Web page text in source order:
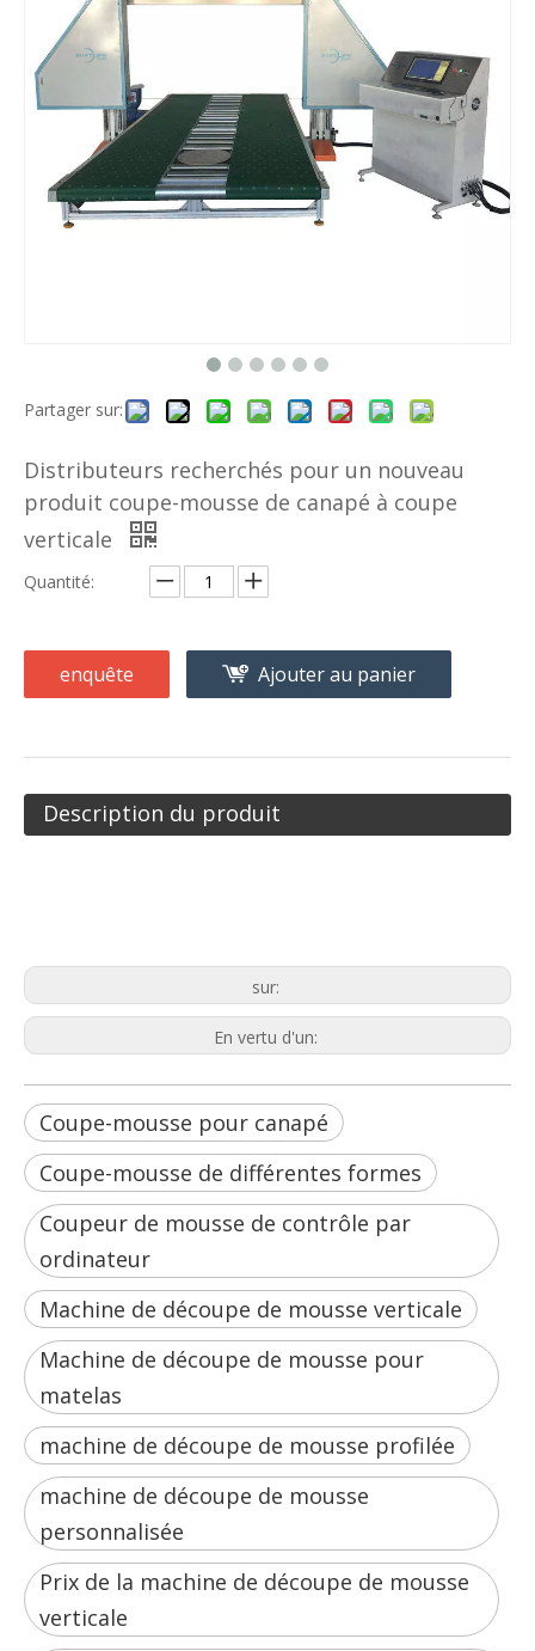
Partager sur:
Distributeurs recherchés pour un nouveau
produit coupe-mousse de canapé à coupe
verticale
Quantité:
enquête Ajouter au panier
Description du produit
sur:
En vertu d'un:
Coupe-mousse pour canapé
Coupe-mousse de différentes formes
Coupeur de mousse de contrôle par
ordinateur
Machine de découpe de mousse verticale
Machine de découpe de mousse pour
matelas
machine de découpe de mousse profilée
machine de découpe de mousse
personnalisée
Prix ​​de la machine de découpe de mousse
verticale